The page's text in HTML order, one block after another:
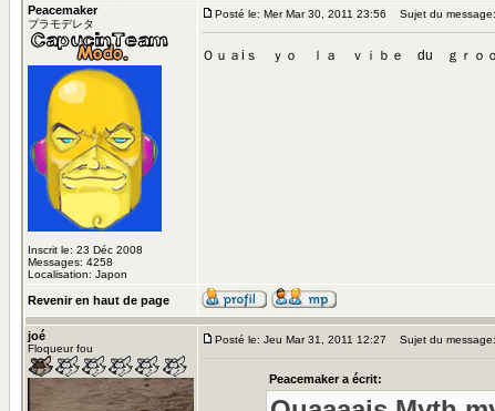
Peacemaker
プラモデレタ
Inscrit le: 23 Déc 2008
Messages: 4258
Localisation: Japon
Posté le: Mer Mar 30, 2011 23:56 Sujet du message:
Ｏｕａiｓ ｙｏ ｌａ ｖｉｂｅ du ｇｒｏ
Revenir en haut de page
joé
Floqueur fou
Posté le: Jeu Mar 31, 2011 12:27 Sujet du message:
Peacemaker a écrit: